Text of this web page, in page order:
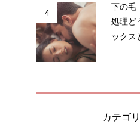
4
下の毛
処理ど
ックス
カテゴ